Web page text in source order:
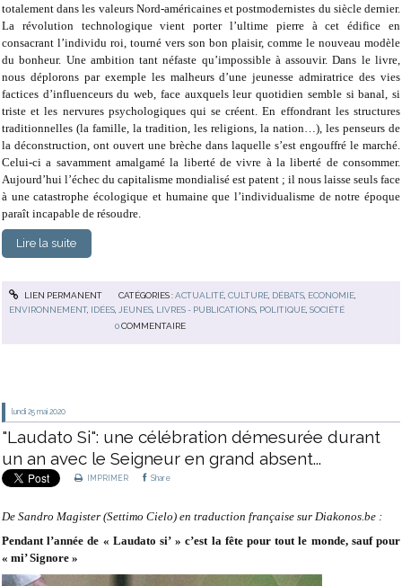
totalement dans les valeurs Nord-américaines et postmodernistes du siècle dernier.
La révolution technologique vient porter l’ultime pierre à cet édifice en
consacrant l’individu roi, tourné vers son bon plaisir, comme le nouveau modèle
du bonheur. Une ambition tant néfaste qu’impossible à assouvir. Dans le livre,
nous déplorons par exemple les malheurs d’une jeunesse admiratrice des vies
factices d’influenceurs du web, face auxquels leur quotidien semble si banal, si
triste et les nervures psychologiques qui se créent. En effondrant les structures
traditionnelles (la famille, la tradition, les religions, la nation…), les penseurs de
la déconstruction, ont ouvert une brèche dans laquelle s’est engouffré le marché.
Celui-ci a savamment amalgamé la liberté de vivre à la liberté de consommer.
Aujourd’hui l’échec du capitalisme mondialisé est patent ; il nous laisse seuls face
à une catastrophe écologique et humaine que l’individualisme de notre époque
paraît incapable de résoudre.
Lire la suite
LIEN PERMANENT CATÉGORIES :ACTUALITÉ, CULTURE, DÉBATS, ECONOMIE,
ENVIRONNEMENT, IDÉES JEUNES LIVRES - PUBLICATIONS POLITIQUE ,SOCIÉTÉ
0 COMMENTAIRE
lundi 25 mai 2020
"Laudato Si": une célébration démesurée durant
un an avec le Seigneur en grand absent...
IMPRIMER Share
De Sandro Magister (Settimo Cielo) en traduction française sur Diakonos.be :
Pendant l’année de « Laudato si’ » c’est la fête pour tout le monde, sauf pour
« mi’ Signore »